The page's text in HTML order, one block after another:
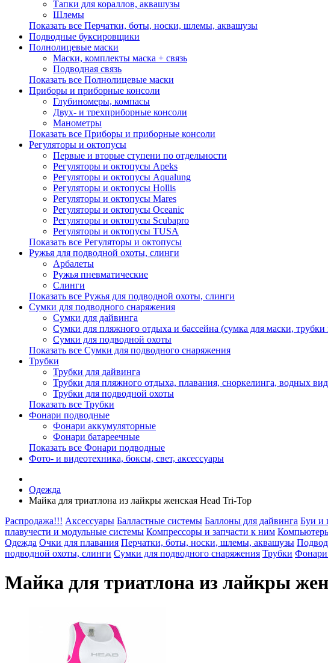
Тапки для кораллов, аквашузы
Шлемы
Показать все Перчатки, боты, носки, шлемы, аквашузы
Подводные буксировщики
Полнолицевые маски
Маски, комплекты маска + связь
Подводная связь
Показать все Полнолицевые маски
Приборы и приборные консоли
Глубиномеры, компасы
Двух- и трехприборные консоли
Манометры
Показать все Приборы и приборные консоли
Регуляторы и октопусы
Первые и вторые ступени по отдельности
Регуляторы и октопусы Apeks
Регуляторы и октопусы Aqualung
Регуляторы и октопусы Hollis
Регуляторы и октопусы Mares
Регуляторы и октопусы Oceanic
Регуляторы и октопусы Scubapro
Регуляторы и октопусы TUSA
Показать все Регуляторы и октопусы
Ружья для подводной охоты, слинги
Арбалеты
Ружья пневматические
Слинги
Показать все Ружья для подводной охоты, слинги
Сумки для подводного снаряжения
Сумки для дайвинга
Сумки для пляжного отдыха и бассейна (сумка для маски, трубки
Сумки для подводной охоты
Показать все Сумки для подводного снаряжения
Трубки
Трубки для дайвинга
Трубки для пляжного отдыха, плавания, сноркелинга, водных
Трубки для подводной охоты
Показать все Трубки
Фонари подводные
Фонари аккумуляторные
Фонари батареечные
Показать все Фонари подводные
Фото- и видеотехника, боксы, свет, аксессуары
Одежда
Майка для триатлона из лайкры женская Head Tri-Top
Распродажа!!! Аксессуары Балластные системы Баллоны для дайвинга Буи и
плавучести и модульные системы Компрессоры и запчасти к ним
Одежда Очки для плавания Перчатки, боты, носки, шлемы, аквашузы
подводной охоты, слинги Сумки для подводного снаряжения Трубки
Майка для триатлона из лайкры